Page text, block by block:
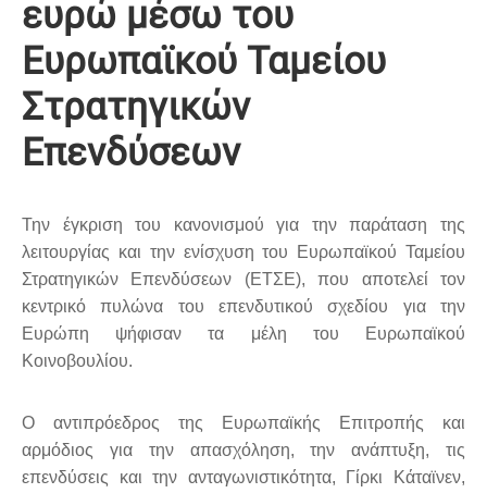
ευρώ μέσω του
Ευρωπαϊκού Ταμείου
Στρατηγικών
Επενδύσεων
Την έγκριση του κανονισμού για την παράταση της
λειτουργίας και την ενίσχυση του Ευρωπαϊκού Ταμείου
Στρατηγικών Επενδύσεων (ΕΤΣΕ), που αποτελεί τον
κεντρικό πυλώνα του επενδυτικού σχεδίου για την
Ευρώπη ψήφισαν τα μέλη του Ευρωπαϊκού
Κοινοβουλίου.
Ο αντιπρόεδρος της Ευρωπαϊκής Επιτροπής και
αρμόδιος για την απασχόληση, την ανάπτυξη, τις
επενδύσεις και την ανταγωνιστικότητα, Γίρκι Κάταϊνεν,